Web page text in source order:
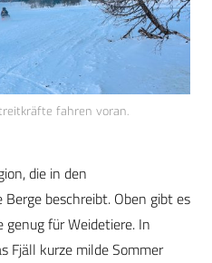
fahren voran.
die in den
beschreibt. Oben gibt es
für Weidetiere. In
Fjäll kurze milde Sommer